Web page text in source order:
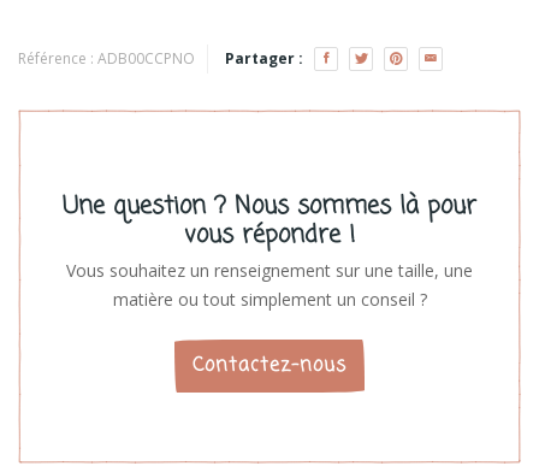
Référence : ADB00CCPNO Partager :
Une question ? Nous sommes là pour
vous répondre !
Vous souhaitez un renseignement sur une taille, une
matière ou tout simplement un conseil ?
Contactez-nous